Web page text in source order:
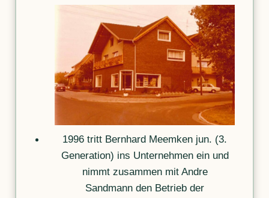
1996 tritt Bernhard Meemken jun. (3.
Generation) ins Unternehmen ein und
nimmt zusammen mit Andre
Sandmann den Betrieb der